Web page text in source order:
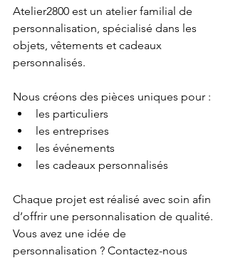
Atelier2800 est un atelier familial de
personnalisation, spécialisé dans les
objets, vêtements et cadeaux
personnalisés.
Nous créons des pièces uniques pour :
les particuliers
les entreprises
les événements
les cadeaux personnalisés
Chaque projet est réalisé avec soin afin
d’offrir une personnalisation de qualité.
Vous avez une idée de
personnalisation ? Contactez-nous